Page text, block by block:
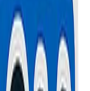
27 51